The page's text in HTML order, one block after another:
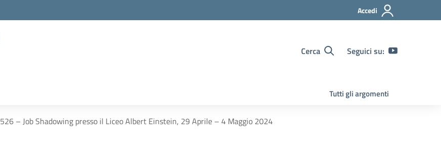
Accedi
Cerca Seguici su:
Tutti gli argomenti
526 – Job Shadowing presso il Liceo Albert Einstein, 29 Aprile – 4 Maggio 2024